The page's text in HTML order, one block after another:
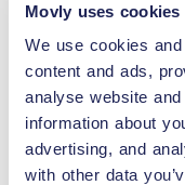
Movly uses cookies
We use cookies
content and ads,
analyse website
information about
advertising, and
with other data
BABYSKYDD
2,5–13 kg
9–18 kg